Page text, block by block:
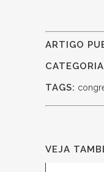
ARTIGO
TAGS:
VEJA